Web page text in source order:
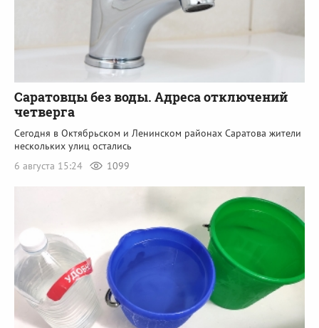
Саратовцы без воды. Адреса отключений
четверга
Сегодня в Октябрьском и Ленинском районах Саратова жители
нескольких улиц остались
6 августа 15:24
1099